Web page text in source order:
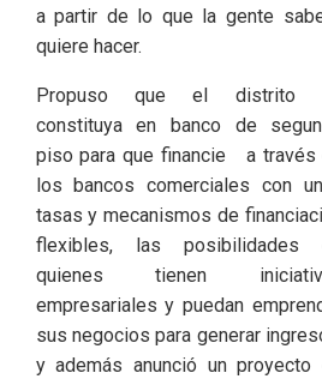
a partir de lo que la gente
quiere hacer.
Propuso que el distrito
constituya en banco de
piso para que financie a través
los bancos comerciales con
tasas y mecanismos de
flexibles, las posibilidades
quienes tienen
empresariales y puedan
sus negocios para generar
y además anunció un proyecto